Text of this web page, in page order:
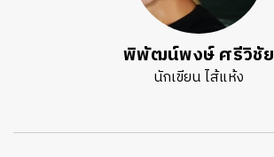
พิพัฒน์พงษ์ ศรีวิชัย
นักเขียน ไส้แห้ง